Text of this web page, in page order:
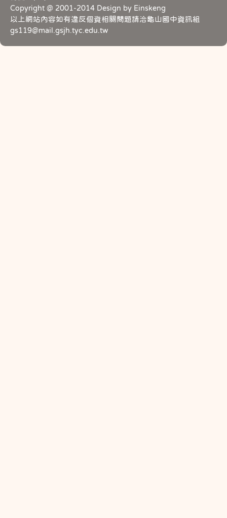
Copyright @ 2001-2014 Design by Einskeng
以上網站內容如有違反個資相關問題請洽龜山國中資訊組
gs119@mail.gsjh.tyc.edu.tw